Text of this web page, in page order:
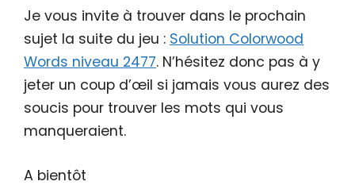
Je vous invite à trouver dans le prochain
sujet la suite du jeu : Solution Colorwood
Words niveau 2477. N’hésitez donc pas à y
jeter un coup d’œil si jamais vous aurez des
soucis pour trouver les mots qui vous
manqueraient.
A bientôt